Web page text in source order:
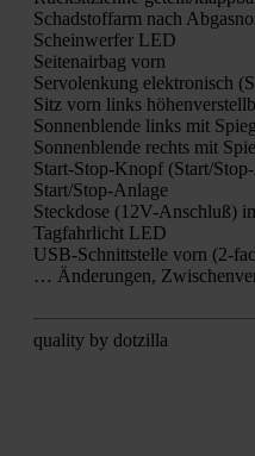
Schad­stoff­arm nach
Schein­wer­fer LED
Sei­ten­air­bag vorn
Ser­vo­len­kung elek­tro­nisch
Sitz vorn links
Son­nen­blen­de links mit
Son­nen­blen­de rechts mit
Start-Stop-Knopf (Star­t/
Star­t/S­top-Anla­ge
Steck­do­se (12V-Anschluß)
Tag­fahr­licht LED
USB-Schnitt­stel­le vorn
… Ände­run­gen,
qua­li­ty by dot­zil­la